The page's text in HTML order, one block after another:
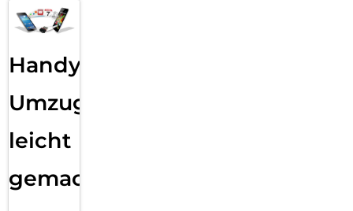
Handy
Umzug
leicht
gemacht!